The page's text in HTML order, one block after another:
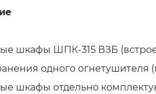
шкафы ШПК-315 ВЗБ
одного
шкафы отдельно